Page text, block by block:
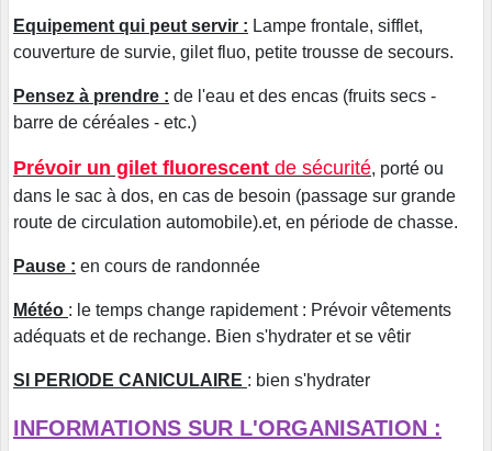
Equipement qui peut servir : Lampe frontale, sifflet,
couverture de survie, gilet fluo, petite trousse de secours.
Pensez à prendre : de l'eau et des encas (fruits secs -
barre de céréales - etc.)
Prévoir un gilet fluorescent de sécurité, porté ou
dans le sac à dos, en cas de besoin (passage sur grande
route de circulation automobile).et, en période de chasse.
Pause : en cours de randonnée
Météo : le temps change rapidement : Prévoir vêtements
adéquats et de rechange. Bien s'hydrater et se vêtir
SI PERIODE CANICULAIRE : bien s'hydrater
INFORMATIONS SUR L'ORGANISATION :